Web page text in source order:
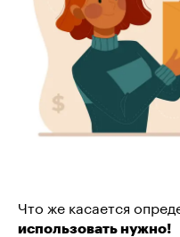
Что же касается
использовать нужно!